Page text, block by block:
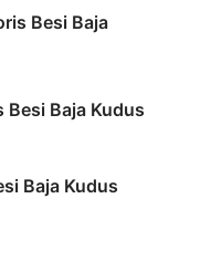
Besi Baja
Baja Kudus
Baja Kudus